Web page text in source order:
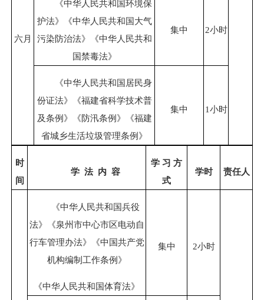
六月
《中华人民共和国环境保
护法》《中华人民共和国大气
污染防治法》《中华人民共和
国禁毒法》
集中 2小时
《中华人民共和国居民身
份证法》《福建省科学技术普
及条例》《防汛条例》《福建
省城乡生活垃圾管理条例》
集中 1小时
时
间
学 法 内 容
学 习 方
式
学时 责任人
《中华人民共和国兵役
法》《泉州市中心市区电动自
行车管理办法》《中国共产党
机构编制工作条例》
《中华人民共和国体育法》
集中 2小时